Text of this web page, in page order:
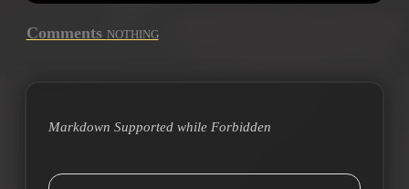
Comments NOTHING
Markdown Supported whileForbidden